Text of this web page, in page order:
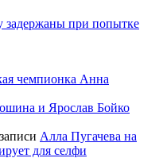
при попытке
чемпионка Анна
и Ярослав Бойко
Алла Пугачева на
для селфи